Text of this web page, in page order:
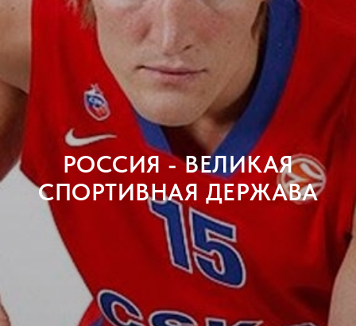
РОССИЯ - ВЕЛИКАЯ
СПОРТИВНАЯ ДЕРЖАВА